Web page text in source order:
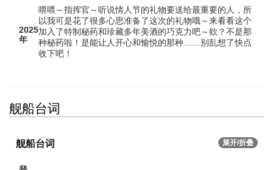
2025
年
喂喂～指挥官～听说情人节的礼物要送给最重要的人，所
以我可是花了很多心思准备了这次的礼物哦～来看看这个
加入了特制秘药和珍藏多年美酒的巧克力吧～欸？不是那
种秘药啦！是能让人开心和愉悦的那种……别乱想了快点
收下吧！
舰船台词
舰船台词 展开/折叠